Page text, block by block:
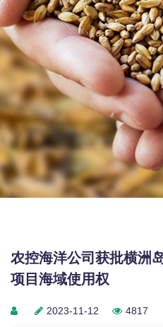
农控海洋公司获批横洲
项目海域使用权
2023-11-12 4817